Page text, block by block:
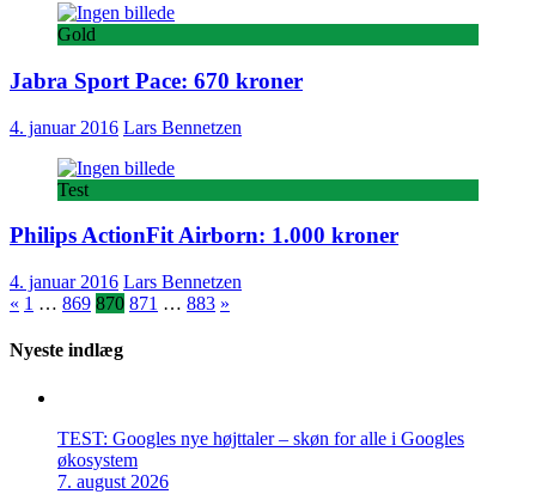
Gold
Jabra Sport Pace: 670 kroner
4. januar 2016 Lars Bennetzen
Test
Philips ActionFit Airborn: 1.000 kroner
4. januar 2016 Lars Bennetzen
Indlægsinddeling
« 1 … 869 870 871 … 883 »
Nyeste indlæg
TEST: Googles nye højttaler – skøn for alle i Googles
økosystem
7. august 2026